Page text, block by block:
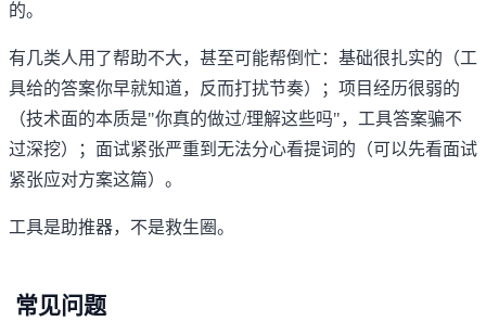
的。
有几类人用了帮助不大，甚至可能帮倒忙：基础很扎实的（工
具给的答案你早就知道，反而打扰节奏）；项目经历很弱的
（技术面的本质是"你真的做过/理解这些吗"，工具答案骗不
过深挖）；面试紧张严重到无法分心看提词的（可以先看面试
紧张应对方案这篇）。
工具是助推器，不是救生圈。
常见问题